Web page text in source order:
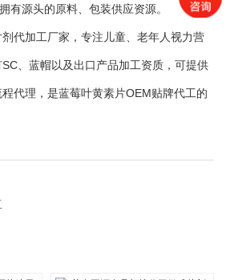
源头的原料、包装供应资源。
加工厂家，专注儿童、老年人视力营
、蓝帽以及出口产品加工资质，可提供
代理，是蓝莓叶黄素片OEM贴牌代工的